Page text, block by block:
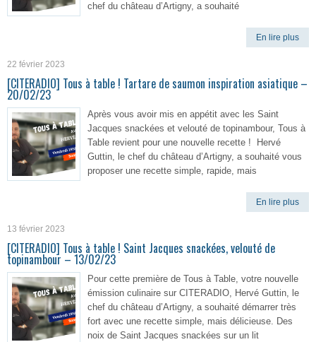
chef du château d’Artigny, a souhaité
En lire plus
22 février 2023
[CITERADIO] Tous à table ! Tartare de saumon inspiration asiatique –
20/02/23
Après vous avoir mis en appétit avec les Saint
Jacques snackées et velouté de topinambour, Tous à
Table revient pour une nouvelle recette ! Hervé
Guttin, le chef du château d’Artigny, a souhaité vous
proposer une recette simple, rapide, mais
En lire plus
13 février 2023
[CITERADIO] Tous à table ! Saint Jacques snackées, velouté de
topinambour – 13/02/23
Pour cette première de Tous à Table, votre nouvelle
émission culinaire sur CITERADIO, Hervé Guttin, le
chef du château d’Artigny, a souhaité démarrer très
fort avec une recette simple, mais délicieuse. Des
noix de Saint Jacques snackées sur un lit